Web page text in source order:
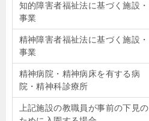
知的障害者福祉法に基づく施設・
事業
精神障害者福祉法に基づく施設・
事業
精神病院・精神病床を有する病
院・精神科診療所
上記施設の教職員が事前の下見の